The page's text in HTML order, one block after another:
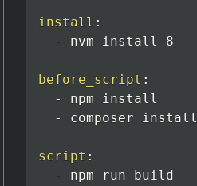
install :
-
nvm install 8
before_script :
-
npm install
-
composer install
script :
-
npm run build